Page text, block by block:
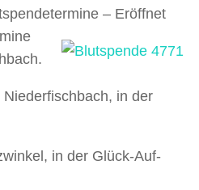
– Eröffnet
in der
in der Glück-Auf-